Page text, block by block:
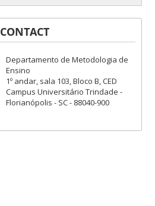
CONTACT
Departamento de Metodologia de
Ensino
1º andar, sala 103, Bloco B, CED
Campus Universitário Trindade -
Florianópolis - SC - 88040-900